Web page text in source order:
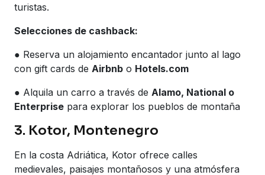
turistas.
Selecciones de cashback:
● Reserva un alojamiento encantador junto al lago
con gift cards de Airbnb o Hotels.com
● Alquila un carro a través de Alamo, National o
Enterprise para explorar los pueblos de montaña
3. Kotor, Montenegro
En la costa Adriática, Kotor ofrece calles
medievales, paisajes montañosos y una atmósfera